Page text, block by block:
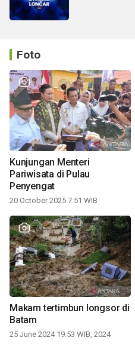
Foto
Kunjungan Menteri
Pariwisata di Pulau
Penyengat
20 October 2025 7:51 WIB
Makam tertimbun longsor di
Batam
25 June 2024 19:53 WIB, 2024